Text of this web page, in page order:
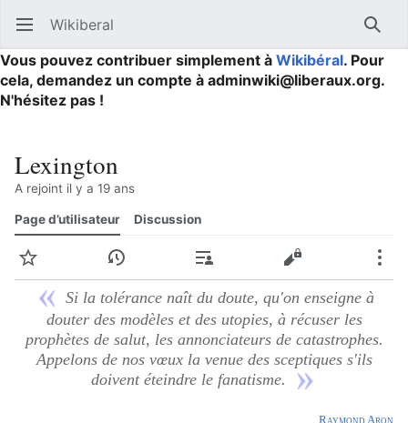
Ouvrir le menu principal Wikiberal
Vous pouvez contribuer simplement à Wikibéral. Pour
cela, demandez un compte à adminwiki@liberaux.org.
N'hésitez pas !
Lexington
A rejoint il y a 19 ans
Page d’utilisateur Discussion
Suivre Historique Contributions
Plus
Si la tolérance naît du doute, qu'on enseigne à
douter des modèles et des utopies, à récuser les
prophètes de salut, les annonciateurs de catastrophes.
Appelons de nos vœux la venue des sceptiques s'ils
doivent éteindre le fanatisme.
Raymond Aron